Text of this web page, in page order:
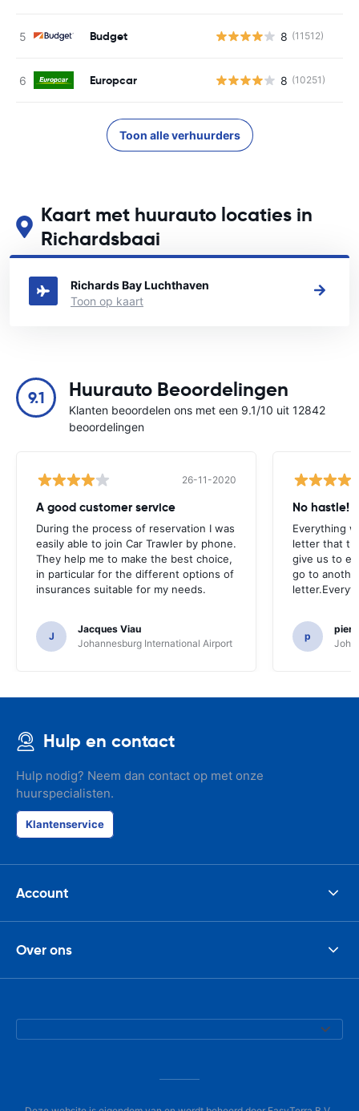
Budget 8 (11512)
Europcar 8 (10251)
Toon alle verhuurders
Kaart met huurauto locaties in
Richardsbaai
Zie onze belangrijkste autoverhuur locaties in Richardsbaai
Richards Bay Luchthaven
Toon op kaart
9.1 Huurauto Beoordelingen
Klanten beoordelen ons met een 9.1/10 uit 12842
beoordelingen
26-11-2020
A good customer service
During the process of reservation I was
easily able to join Car Trawler by phone.
They help me to make the best choice,
in particular for the different options of
insurances suitable for my needs.
J
Jacques Viau
Johannesburg International Airport
No hastle!
Everything
letter that
give us to
go to
p
Hulp en contact
Hulp nodig? Neem dan contact op met onze
huurspecialisten.
Klantenservice
Account
Over ons